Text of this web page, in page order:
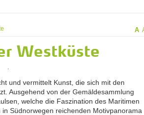
A
Westküste
und vermittelt Kunst, die sich mit den
Ausgehend von der Gemäldesammlung
welche die Faszination des Maritimen
Südnorwegen reichenden Motivpanorama